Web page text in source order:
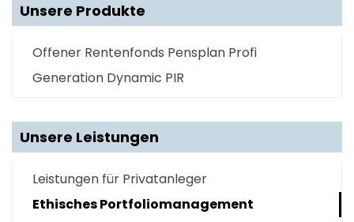
Unsere Produkte
Offener Rentenfonds Pensplan Profi
Generation Dynamic PIR
Unsere Leistungen
Leistungen für Privatanleger
Ethisches Portfoliomanagement